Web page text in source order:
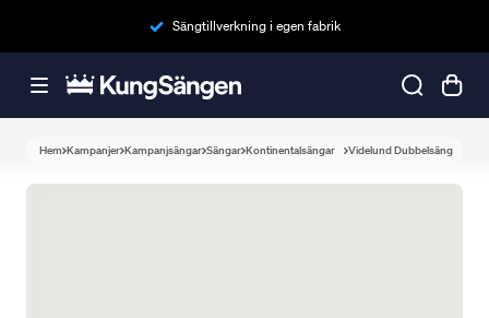
Sängtillverkning i egen fabrik
Hem Kampanjer Kampanjsängar Sängar Kontinentalsängar Videlund Dubbelsäng